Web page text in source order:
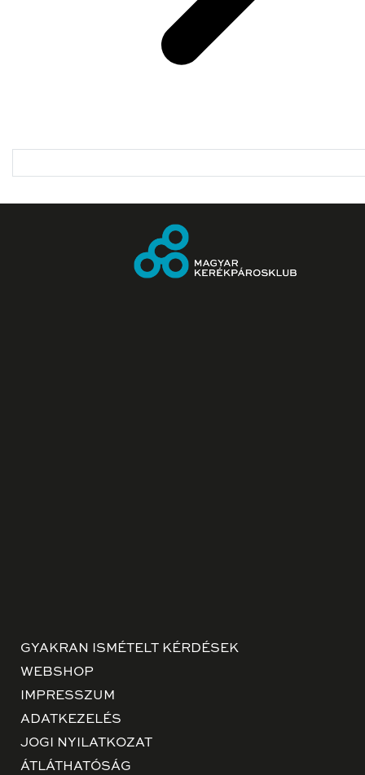
GYAKRAN ISMÉTELT KÉRDÉSEK
WEBSHOP
IMPRESSZUM
ADATKEZELÉS
JOGI NYILATKOZAT
ÁTLÁTHATÓSÁG